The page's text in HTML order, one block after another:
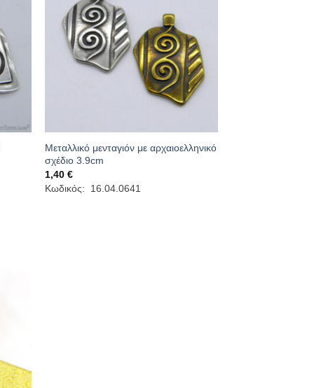
Μεταλλικό μενταγιόν με αρχαιοελληνικό
σχέδιο 3.9cm
1,40€
Κωδικός: 16.04.0641